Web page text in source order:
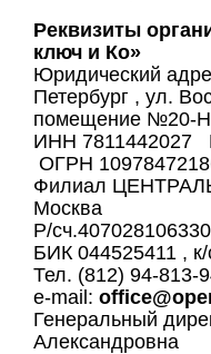
Реквизиты
ключ и Ко»
Юридический
Петербург , ул.
помещение №20-
ИНН 7811442027
ОГРН
Филиал
Москва
Р/
БИК 044525411 ,
Тел. (812) 94-813-
e-mail:
Генеральный
Александровна